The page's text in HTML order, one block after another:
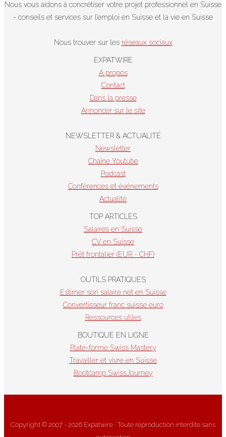
Nous vous aidons à concrétiser votre projet professionnel en Suisse
- conseils et services sur l’emploi en Suisse et la vie en Suisse
Nous trouver sur les réseaux sociaux
EXPATWIRE
A propos
Contact
Dans la presse
Annoncer sur le site
NEWSLETTER & ACTUALITÉ
Newsletter
Chaîne Youtube
Podcast
Conférences et événements
Actualité
TOP ARTICLES
Salaires en Suisse
CV en Suisse
Prêt frontalier (EUR - CHF)
OUTILS PRATIQUES
Estimer son salaire net en Suisse
Convertisseur franc suisse euro
Ressources utiles
BOUTIQUE EN LIGNE
Plate-forme Swiss Mastery
Travailler et vivre en Suisse
Bootcamp SwissJourney
Copyright © 2007 - 2026 Expatwire · Toute reproduction interdite sans